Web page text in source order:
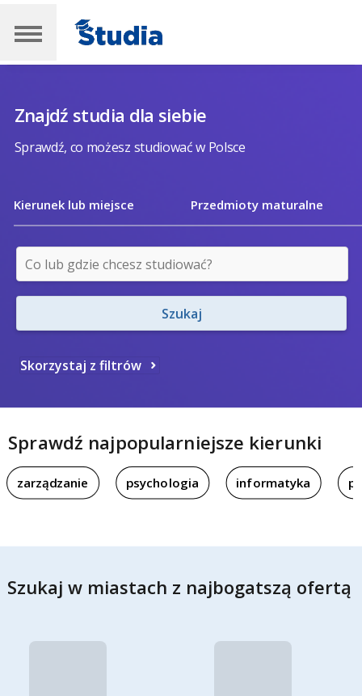
Znajdź studia dla siebie
Sprawdź, co możesz studiować w Polsce
Kierunek lub miejsce Przedmioty maturalne
Szukaj
Skorzystaj z filtrów
Sprawdź najpopularniejsze kierunki
zarządzanie psychologia informatyka
Szukaj w miastach z najbogatszą ofertą